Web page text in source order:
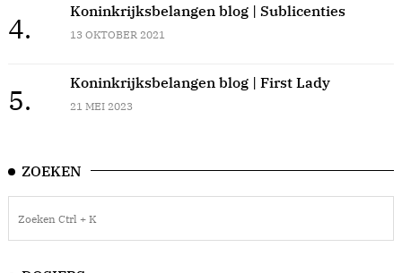
4.
Koninkrijksbelangen blog | Sublicenties
13 OKTOBER 2021
5.
Koninkrijksbelangen blog | First Lady
21 MEI 2023
ZOEKEN